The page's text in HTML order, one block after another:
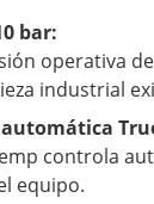
bar:
operativa
industrial
controla
equipo.